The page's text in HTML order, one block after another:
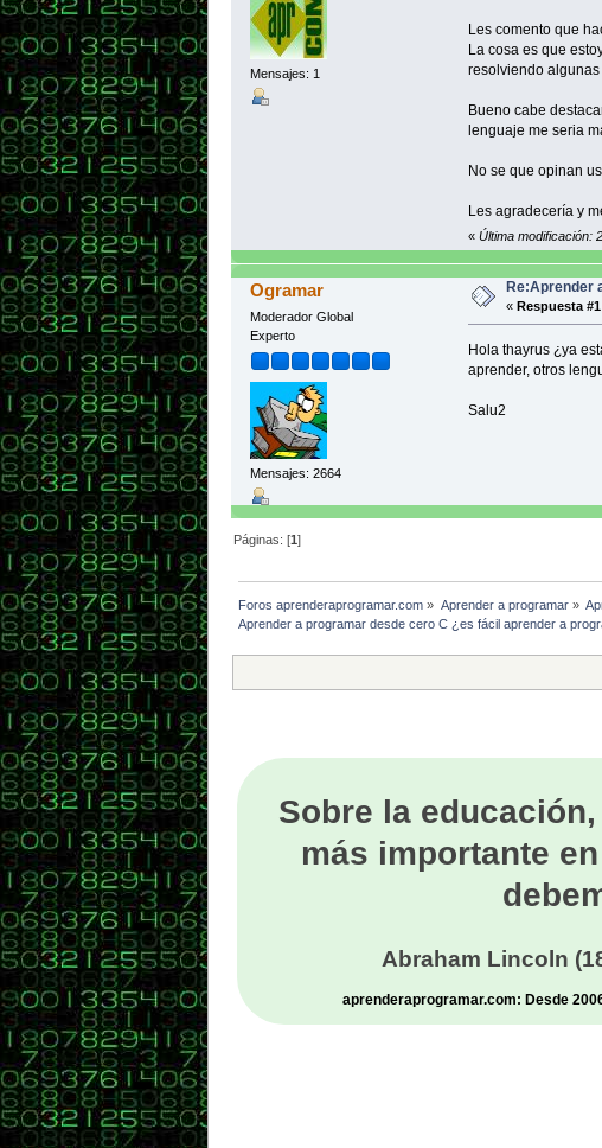
Mensajes: 1
Les comento que
La cosa es que
resolviendo
Bueno cabe
lenguaje me seria
No se que opinan
Les agradecería y
« Última modificación:
Ogramar
Moderador Global
Experto
Mensajes: 2664
Re:Aprender
« Respuesta
Hola thayrus ¿ya
aprender, otros
Salu2
Páginas: [1]
Foros aprenderaprogramar.com » Aprender a programar»
Aprender a programar desde cero C ¿es fácil aprender a
Sobre la
más importante
Abraham Lincoln
aprenderaprogramar.com: Desde